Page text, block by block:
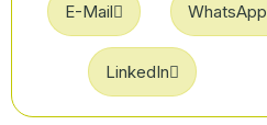
E-Mail WhatsApp
LinkedIn